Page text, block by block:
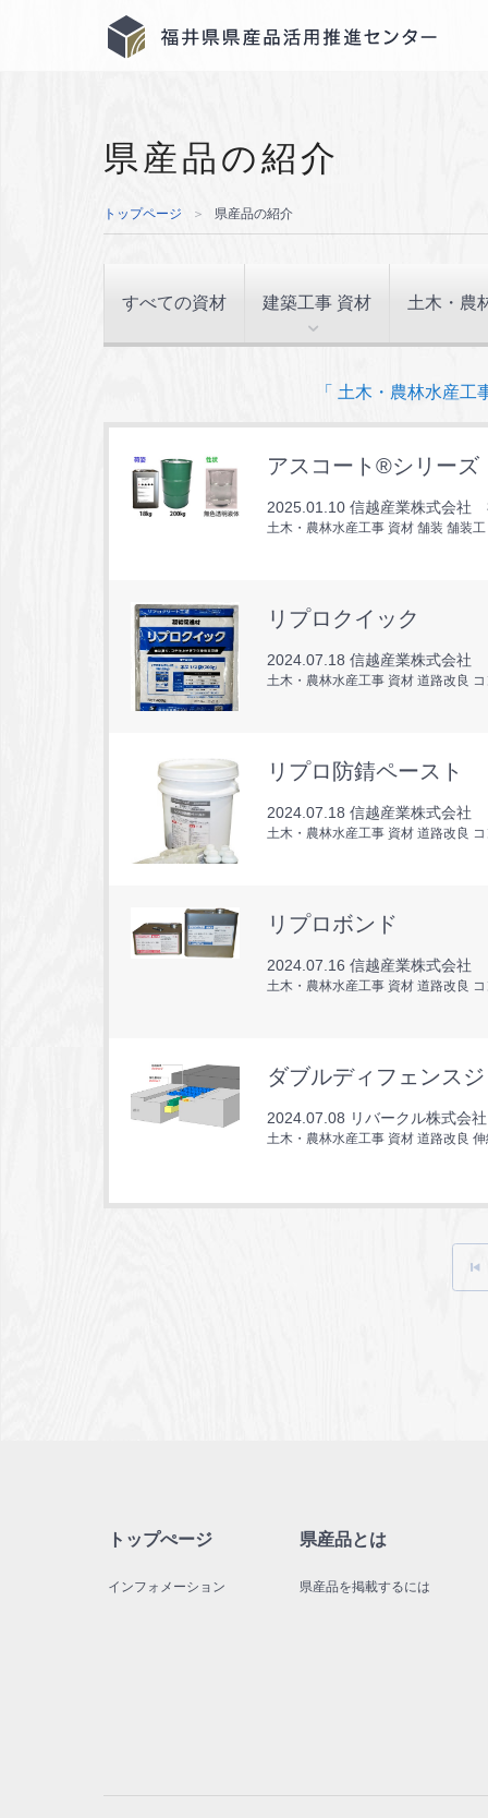
県産品の紹介
トップページ ＞ 県産品の紹介
すべての資材 建築工事 資材 土木・農
「 土木・農林水産
アスコート®シリーズ
2025.01.10 信越産業株式会社
土木・農林水産工事 資材 舗装 舗装工
リプロクイック
2024.07.18 信越産業株式会社
土木・農林水産工事 資材 道路改良
リプロ防錆ペースト
2024.07.18 信越産業株式会社
土木・農林水産工事 資材 道路改良
リプロボンド
2024.07.16 信越産業株式会社
土木・農林水産工事 資材 道路改良
ダブルディフェンス
2024.07.08 リバークル株式会社
土木・農林水産工事 資材 道路改良
トップぺージ
インフォメーション
県産品とは
県産品を掲載するには